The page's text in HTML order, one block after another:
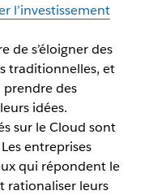
l’investissement
de s’éloigner des
traditionnelles, et
prendre des
idées.
sur le Cloud sont
entreprises
qui répondent le
rationaliser leurs